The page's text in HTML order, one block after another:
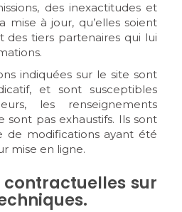
des inexactitudes et
mise à jour, qu’elles soient
des tiers partenaires qui lui
indiquées sur le site sont
et sont susceptibles
les renseignements
sont pas exhaustifs. Ils sont
de modifications ayant été
mise en ligne.
contractuelles sur